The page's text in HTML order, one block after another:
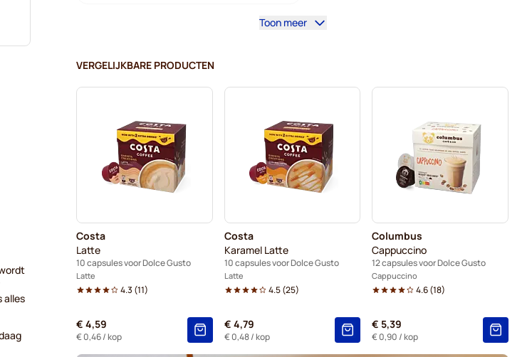
Ontkalken en onderhoud voor Dolce Gusto
Café René - Koffiecapsules voor Dolce Gusto Caffè Borbone voor Dolce Gusto
Dolce Vita - Capsules voor Dolce Gusto
Gimoka - Capsules voor Dolce Gusto Voor Dolce Gusto®
Starbucks® - Capsules voor Dolce Gusto
Starbucks® Grande - Koffiecapsules voor Dolce Gusto
Toon meer
VERGELIJKBARE PRODUCTEN
Costa
Latte
10 capsules voor Dolce Gusto
Latte
4.3 (11)
€ 4,59
€ 0,46/ kop
Costa
Karamel Latte
10 capsules voor Dolce Gusto
Latte
4.5(25)
€ 4,79
€ 0,48/ kop
Columbus
Cappuccino
12 capsules voor Dolce Gusto
Cappuccino
4.6(18)
€ 5,39
€ 0,90 / kop
alles